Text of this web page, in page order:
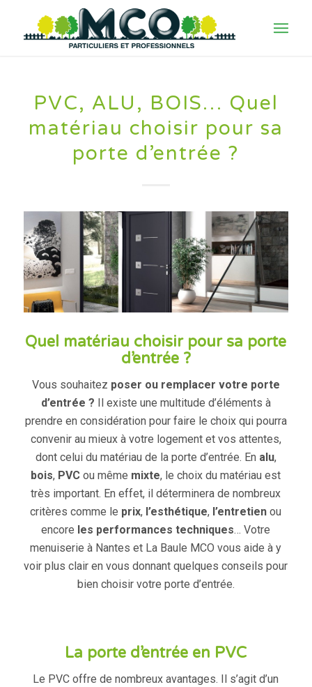
PVC, ALU, BOIS… Quel
matériau choisir pour sa
porte d’entrée ?
Quel matériau choisir pour sa porte
d’entrée ?
Vous souhaitez poser ou remplacer votre porte
d’entrée ? Il existe une multitude d’éléments à
prendre en considération pour faire le choix qui pourra
convenir au mieux à votre logement et vos attentes,
dont celui du matériau de la porte d’entrée. En alu,
bois, PVC ou même mixte, le choix du matériau est
très important. En effet, il déterminera de nombreux
critères comme le prix, l’esthétique, l’entretien ou
encore les performances techniques… Votre
menuiserie à Nantes et La Baule MCO vous aide à y
voir plus clair en vous donnant quelques conseils pour
bien choisir votre porte d’entrée.
La porte d’entrée en PVC
Le PVC offre de nombreux avantages. Il s’agit d’un